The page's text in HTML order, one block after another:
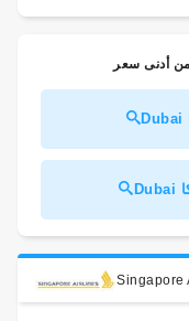
أدنى سعر
Singapore